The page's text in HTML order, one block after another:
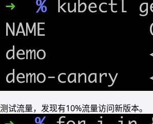
测试流量，发现有10%流量访问新版本。